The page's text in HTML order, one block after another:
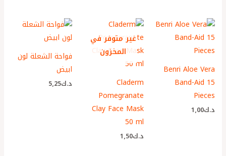
Benri Aloe Vera
Band-Aid 15
Pieces
د.ك1٫00
غير متوفر في
المخزون
Claderm
Pomegranate
Clay Face Mask
50 ml
د.ك1٫50
فواحة الشعلة لون
ابيض
د.ك5٫25